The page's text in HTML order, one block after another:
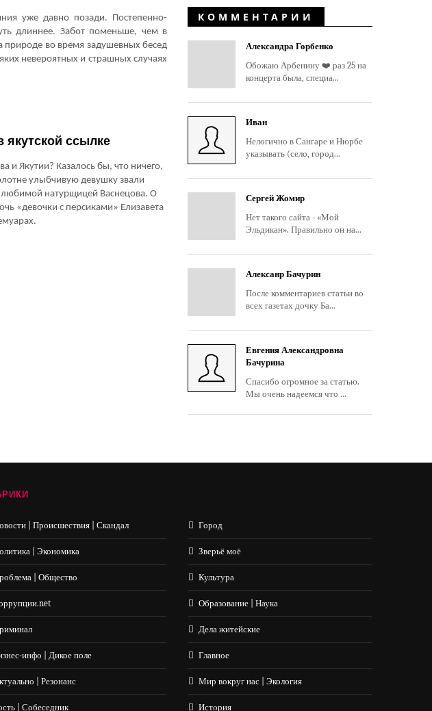
уже давно позади. Постепенно-
длиннее. Забот поменьше, чем в
природе во время задушевных бесед
невероятных и страшных случаях
ссылке
и Якутии? Казалось бы, что ничего,
улыбчивую девушку звали
натурщицей Васнецова. О
«девочки с персиками» Елизавета
КОММЕНТАРИИ
Александра Горбенко
Обожаю Арбенину ❤️ раз 25 на
концерта была, специа...
Иван
Нелогично в Сангаре и Нюрбе
указывать (село, город...
Сергей Жомир
Нет такого сайта - «Мой
Эльдикан». Правильно он на...
Алексанр Бачурин
После комментариев статьи во
всех газетах дочку Ба...
Евгения Александровна
Бачурина
Спасибо огромное за статью.
Мы очень надеемся что ...
| Происшествия | Скандал
| Экономика
| Общество
инфо | Дикое поле
| Резонанс
| Собеседник
Город
Зверьё моё
Культура
Образование | Наука
Дела житейские
Главное
Мир вокруг нас | Экология
История